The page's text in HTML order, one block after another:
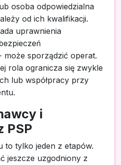
osoba odpowiedzialna
od ich kwalifikacji.
uprawnienia
sporządzić operat.
rola ogranicza się zwykle
lub współpracy przy
i
PSP
to tylko jeden z etapów.
jeszcze uzgodniony z